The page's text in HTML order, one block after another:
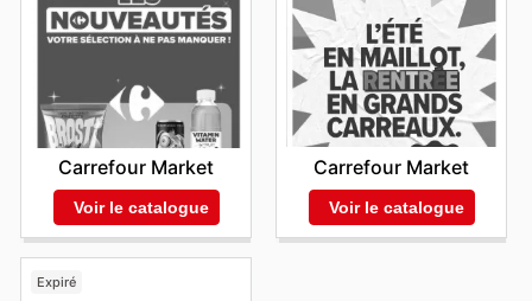
Carrefour Market
Voir le catalogue
Carrefour Market
Voir le catalogue
Expiré